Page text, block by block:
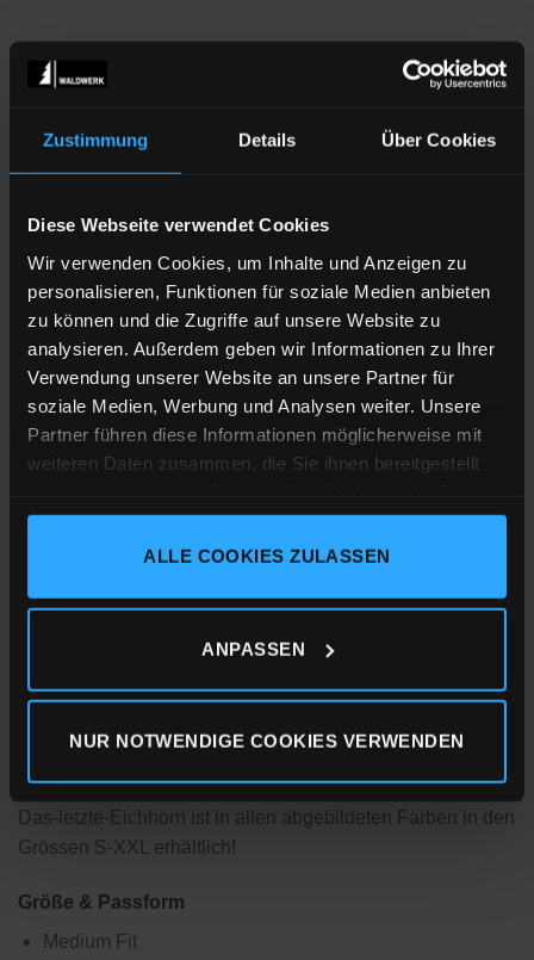
Zustimmung Details Über Cookies
Diese Webseite verwendet Cookies
Wir verwenden Cookies, um Inhalte und Anzeigen zu
personalisieren, Funktionen für soziale Medien anbieten
zu können und die Zugriffe auf unsere Website zu
analysieren. Außerdem geben wir Informationen zu Ihrer
Verwendung unserer Website an unsere Partner für
soziale Medien, Werbung und Analysen weiter. Unsere
Partner führen diese Informationen möglicherweise mit
weiteren Daten zusammen, die Sie ihnen bereitgestellt
gesammelt haben.
ALLE COOKIES ZULASSEN
ANPASSEN
NUR NOTWENDIGE COOKIES VERWENDEN
Designed and printed in the Black Forest
Single Jersey und werden unter fairen Arbeitsbedingungen
aus Bio-Baumwolle hergestellt. Eine gute Verarbeitung
und Passform sind uns hierbei ebenso wichtig wie eine
möglichst umweltfreundliche Herstellung.
Jedes Das-letzte-Eichhorn- Shirt wirdindividuell für Deine
Bestellung hier bei uns im Schwarzwald bedruckt, die
Siebtransferdrucke, die wir verwenden kommen von
einem Hersteller auf der schwäbischen Alb und sind
unbedenklich und daher auch für Kleinkinder und Babies
Da wir jede Bestellung individuell drucken, wäre es schön
Auswahl bestellen würdest! Nutze doch einfach unsere
Masstabellen, sollte was mal nicht passen, ist ein
Das-letzte-Eichhorn ist in allen abgebildeten Farben in den
Grössen S-XXL erhältlich!
Größe & Passform
Medium Fit